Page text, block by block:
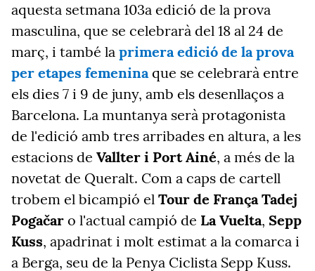
aquesta setmana 103a edició de la prova
masculina, que se celebrarà del 18 al 24 de
març, i també la primera edició de la prova
per etapes femeninaque se celebrarà entre
els dies 7 i 9 de juny, amb els desenllaços a
Barcelona. La muntanya serà protagonista
de l'edició amb tres arribades en altura, a les
estacions de Vallter i Port Ainé, a més de la
novetat de Queralt. Com a caps de cartell
trobem el bicampió el Tour de França Tadej
Pogačar o l'actual campió de La Vuelta, Sepp
Kuss, apadrinat i molt estimat a la comarca i
a Berga, seu de la Penya Ciclista Sepp Kuss.